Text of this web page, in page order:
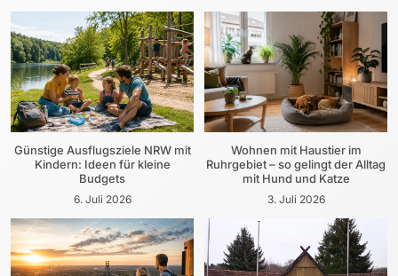
Günstige Ausflugsziele NRW mit
Kindern: Ideen für kleine
Budgets
6. Juli 2026
Wohnen mit Haustier im
Ruhrgebiet – so gelingt der Alltag
mit Hund und Katze
3. Juli 2026